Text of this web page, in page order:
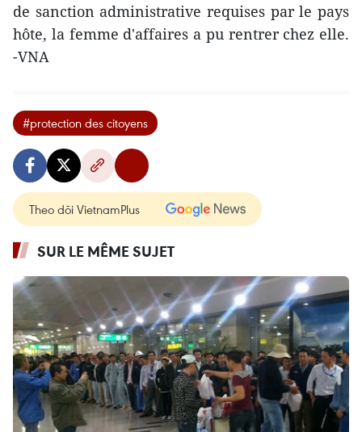
de sanction administrative requises par le pays
hôte, la femme d'affaires a pu rentrer chez elle.
-VNA
#protection des citoyens
Theo dõi VietnamPlus
SUR LE MÊME SUJET